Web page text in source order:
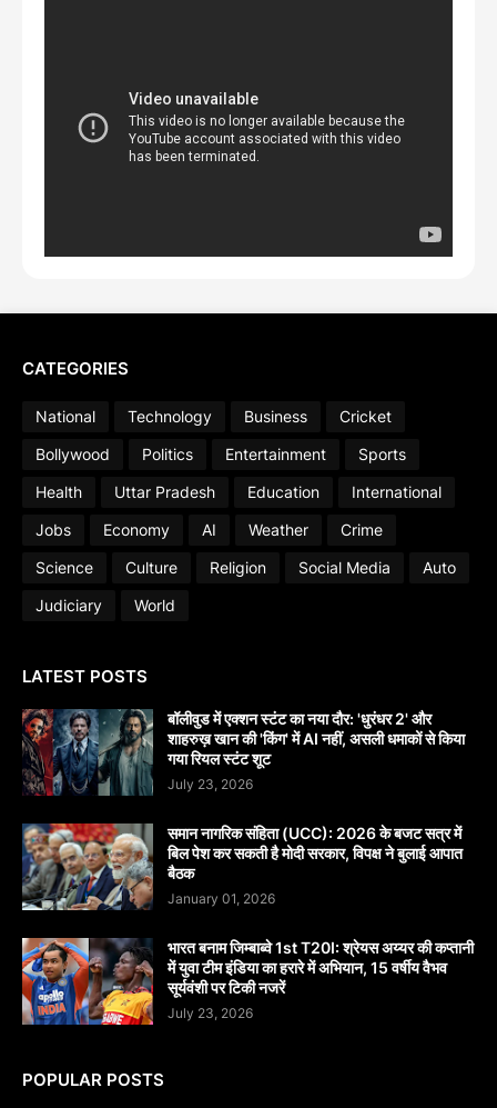
CATEGORIES
National Technology Business
Cricket
Bollywood
Politics Entertainment
Sports
Health
Uttar Pradesh Education
International
Jobs
Economy AI Weather
Crime
Science
Culture Religion Social Media
Auto
Judiciary
World
LATEST POSTS
बॉलीवुड में एक्शन स्टंट का नया दौर: 'धुरंधर 2' और
शाहरुख़ खान की 'किंग' में AI नहीं, असली धमाकों से किया
गया रियल स्टंट शूट
July 23, 2026
समान नागरिक संहिता (UCC): 2026 के बजट सत्र में
बिल पेश कर सकती है मोदी सरकार, विपक्ष ने बुलाई आपात
बैठक
January 01, 2026
भारत बनाम जिम्बाब्वे 1st T20I: श्रेयस अय्यर की कप्तानी
में युवा टीम इंडिया का हरारे में अभियान, 15 वर्षीय वैभव
सूर्यवंशी पर टिकी नजरें
July 23, 2026
POPULAR POSTS